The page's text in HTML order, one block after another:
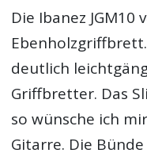
Die Ibanez
deutlich
Griffbretter. Das
so wünsche ich
Gitarre. Die